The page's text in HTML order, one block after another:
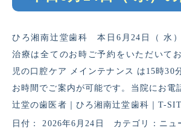
ひろ湘南辻堂歯科 本日6月24日（ 水）
治療は全てのお時ご予約をいただいて
児の口腔ケア メインテナンス は15時30
お時間でご案内が可能です。当院にお電
辻堂の歯医者｜ひろ湘南辻堂歯科｜T-
日付： 2026年6月24日 カテゴリ： ニュ